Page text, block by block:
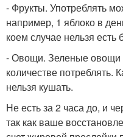
- Фрукты. Употреблять
например, 1 яблоко в
коем случае нельзя есть
- Овощи. Зеленые овощи
количестве потреблять.
нельзя кушать.
Не есть за 2 часа до, и
так как ваше